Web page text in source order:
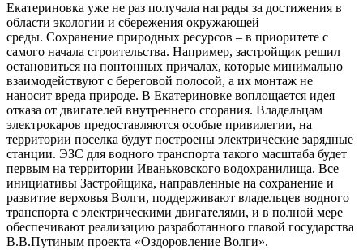
Екатериновка уже не раз получала награды за достижения в
области экологии и сбережения окружающей
среды. Сохранение природных ресурсов – в приоритете с
самого начала строительства. Например, застройщик решил
остановиться на понтонных причалах, которые минимально
взаимодействуют с береговой полосой, а их монтаж не
наносит вреда природе. В Екатериновке воплощается идея
отказа от двигателей внутреннего сгорания. Владельцам
электрокаров предоставляются особые привилегии, на
территории поселка будут построены электрические зарядные
станции. ЭЗС для водного транспорта такого масштаба будет
первым на территории Иваньковского водохранилища. Все
инициативы Застройщика, направленные на сохранение и
развитие верховья Волги, поддерживают владельцев водного
транспорта с электрическими двигателями, и в полной мере
обеспечивают реализацию разработанного главой государства
В.В.Путиным проекта «Оздоровление Волги».